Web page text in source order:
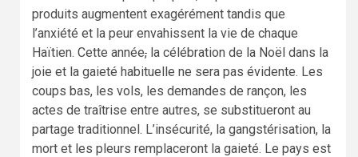
produits augmentent exagérément tandis que
l’anxiété et la peur envahissent la vie de chaque
Haïtien. Cette année, la célébration de la Noël dans la
joie et la gaieté habituelle ne sera pas évidente. Les
coups bas, les vols, les demandes de rançon, les
actes de traîtrise entre autres, se substitueront au
partage traditionnel. L’insécurité, la gangstérisation, la
mort et les pleurs remplaceront la gaieté. Le pays est